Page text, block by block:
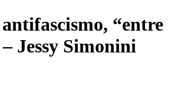
“entre
Jessy Simonini